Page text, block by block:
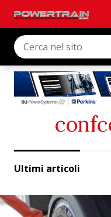
Ultimi articoli